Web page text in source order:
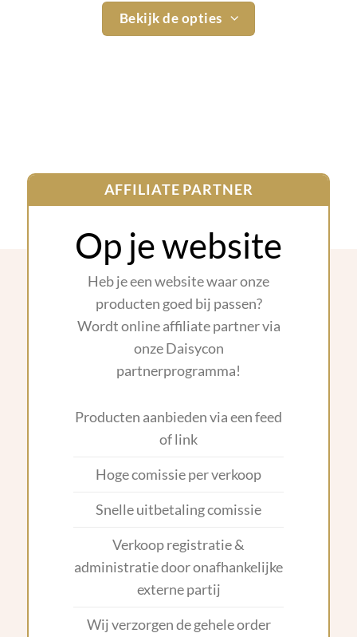
Bekijk de opties
AFFILIATE PARTNER
Op je website
Heb je een website waar onze
producten goed bij passen?
Wordt online affiliate partner via
onze Daisycon
partnerprogramma!
Producten aanbieden via een feed
of link
Hoge comissie per verkoop
Snelle uitbetaling comissie
Verkoop registratie &
administratie door onafhankelijke
externe partij
Wij verzorgen de gehele order